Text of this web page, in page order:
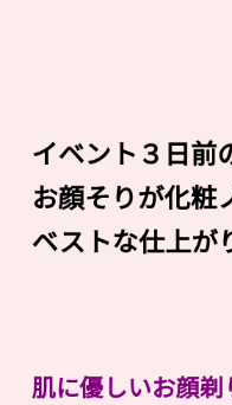
イベント３日前
お顔そりが化粧
ベストな仕上
肌に優しいお顔